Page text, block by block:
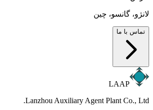
لانژو، گانسو، چین
تماس با ما
LAAP
Lanzhou Auxiliary Agent Plant Co., Ltd.